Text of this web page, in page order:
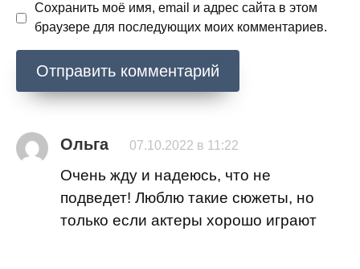
Сохранить моё имя, email и адрес сайта в этом
браузере для последующих моих комментариев.
Ольга 07.10.2022 в 11:22
Очень жду и надеюсь, что не
подведет! Люблю такие сюжеты, но
только если актеры хорошо играют